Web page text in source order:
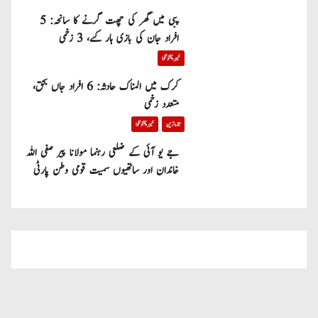
پبی میں گھر کی چھت گرنے کا سانحہ: 5
افراد جان کی بازی ہار گئے، 3 زخمی
خیبر پختونخوا
کرک میں المناک حادثہ: 6 افراد جاں بحق،
متعدد زخمی
تازہ ترین خیبر پختونخوا
جے یو آئی کے ضلعی رہنما مولانا پیر صفی اللہ
خاندان اور ساتھیوں سمیت قومی وطن پارٹی